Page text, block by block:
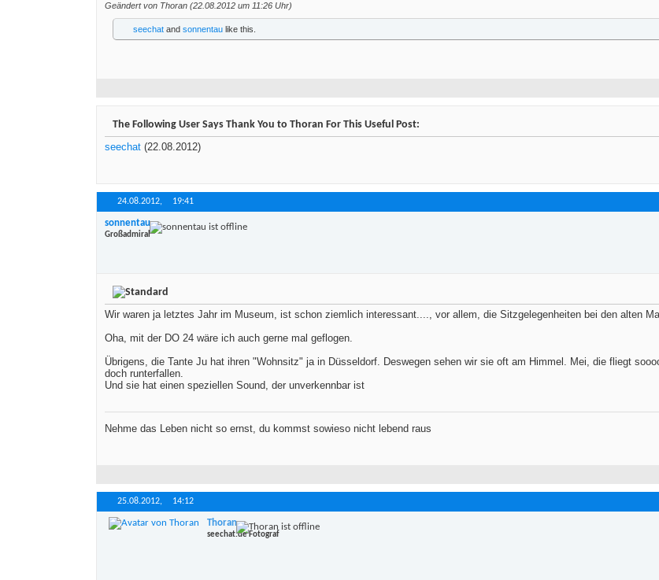
Geändert von Thoran (22.08.2012 um 11:26 Uhr)
seechat and sonnentau like this.
The Following User Says Thank You to Thoran For This Useful Post:
seechat (22.08.2012)
24.08.2012, 19:41
sonnentau
Großadmiral
Wir waren ja letztes Jahr im Museum, ist schon ziemlich interessant...., vor allem, die Sitzgelegenheiten bei den alten
Oha, mit der DO 24 wäre ich auch gerne mal geflogen.
Übrigens, die Tante Ju hat ihren "Wohnsitz" ja in Düsseldorf. Deswegen sehen wir sie oft am Himmel. Mei, die fliegt
doch runterfallen.
Und sie hat einen speziellen Sound, der unverkennbar ist
Nehme das Leben nicht so ernst, du kommst sowieso nicht lebend raus
25.08.2012, 14:12
Thoran
seechat.de Fotograf